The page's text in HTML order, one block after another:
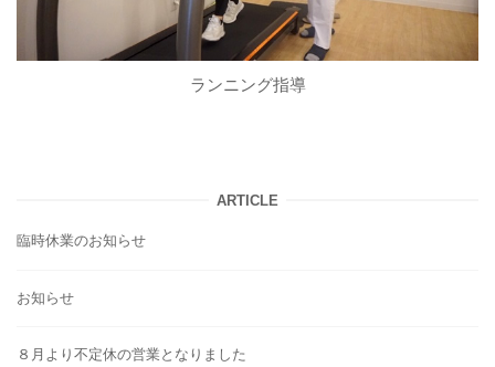
ランニング指導
ARTICLE
臨時休業のお知らせ
お知らせ
８月より不定休の営業となりました